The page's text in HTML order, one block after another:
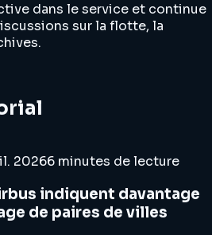
dans le service et continue
sur la flotte, la
20266 minutes de lecture
indiquent davantage
de paires de villes